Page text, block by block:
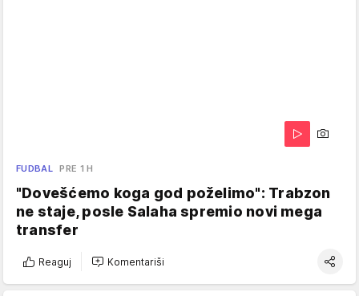
FUDBAL PRE 1 H
"Dovešćemo koga god poželimo": Trabzon
ne staje, posle Salaha spremio novi mega
transfer
Reaguj Komentariši